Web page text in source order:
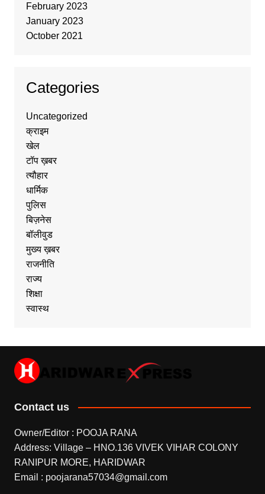
February 2023
January 2023
October 2021
Categories
Uncategorized
क्राइम
खेल
टॉप ख़बर
त्यौहार
धार्मिक
पुलिस
बिज़नेस
बॉलीवुड
मुख्य ख़बर
राजनीति
राज्य
शिक्षा
स्वास्थ
Contact us
Owner/Editor : POOJA RANA
Address: Village – HNO.136 VIVEK VIHAR COLONY
RANIPUR MORE, HARIDWAR
Email : poojarana57034@gmail.com